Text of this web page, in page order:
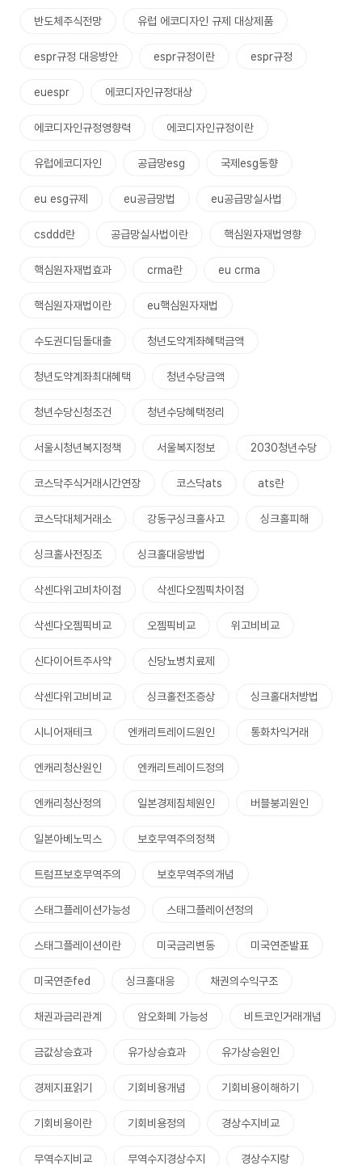
반도체주식전망 유럽 에코디자인 규제 대상제품
espr규정 대응방안 espr규정이란 espr규정
euespr 에코디자인규정대상
에코디자인규정영향력 에코디자인규정이란
유럽에코디자인 공급망esg 국제esg동향
eu esg규제 eu공급망법 eu공급망실사법
csddd란 공급망실사법이란 핵심원자재법영향
핵심원자재법효과 crma란 eu crma
핵심원자재법이란 eu핵심원자재법
수도권디딤돌대출 청년도약계좌혜택금액
청년도약계좌최대혜택 청년수당금액
청년수당신청조건 청년수당혜택정리
서울시청년복지정책 서울복지정보 2030청년수당
코스닥주식거래시간연장 코스닥ats ats란
코스닥대체거래소 강동구싱크홀사고 싱크홀피해
싱크홀사전징조 싱크홀대응방법
삭센다위고비차이점 삭센다오젬픽차이점
삭센다오젬픽비교 오젬픽비교 위고비비교
신다이어트주사약 신당뇨병치료제
삭센다위고비비교 싱크홀전조증상 싱크홀대처방법
시니어재테크 엔캐리트레이드원인 통화차익거래
엔캐리청산원인 엔캐리트레이드정의
엔캐리청산정의 일본경제침체원인 버블붕괴원인
일본아베노믹스 보호무역주의정책
트럼프보호무역주의 보호무역주의개념
스태그플레이션가능성 스태그플레이션정의
스태그플레이션이란 미국금리변동 미국연준발표
미국연준fed 싱크홀대응 채권의수익구조
채권과금리관계 암오화폐 가능성 비트코인거래개념
금값상승효과 유가상승효과 유가상승원인
경제지표읽기 기회비용개념 기회비용이해하기
기회비용이란 기회비용정의 경상수지비교
무역수지비교 무역수지경상수지 경상수지랑